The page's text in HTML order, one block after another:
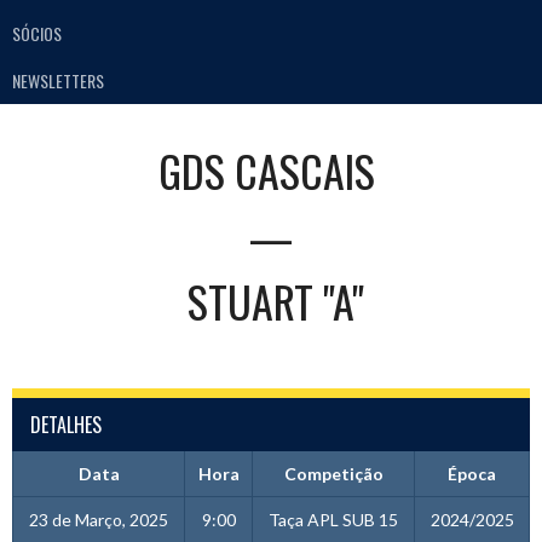
SÓCIOS
NEWSLETTERS
GDS CASCAIS
—
STUART "A"
DETALHES
Data Hora Competição Época
23 de Março, 2025 9:00 Taça APL SUB 15 2024/2025